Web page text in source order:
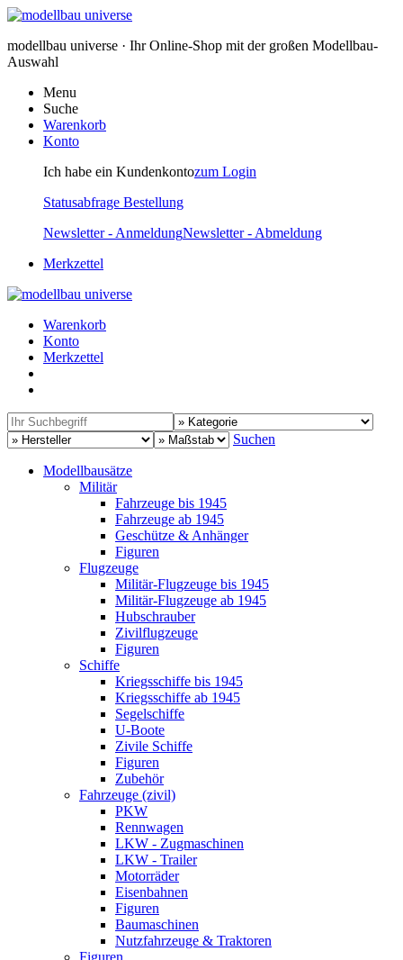
modellbau universe · Ihr Online-Shop mit der großen Modellbau-
Auswahl
Menu
Suche
Warenkorb
Konto
Ich habe ein Kundenkontozum Login
Statusabfrage Bestellung
Newsletter - AnmeldungNewsletter - Abmeldung
Merkzettel
Warenkorb
Konto
Merkzettel
Suchen
Modellbausätze
Militär
Fahrzeuge bis 1945
Fahrzeuge ab 1945
Geschütze & Anhänger
Figuren
Flugzeuge
Militär-Flugzeuge bis 1945
Militär-Flugzeuge ab 1945
Hubschrauber
Zivilflugzeuge
Figuren
Schiffe
Kriegsschiffe bis 1945
Kriegsschiffe ab 1945
Segelschiffe
U-Boote
Zivile Schiffe
Figuren
Zubehör
Fahrzeuge (zivil)
PKW
Rennwagen
LKW - Zugmaschinen
LKW - Trailer
Motorräder
Eisenbahnen
Figuren
Baumaschinen
Nutzfahrzeuge & Traktoren
Figuren